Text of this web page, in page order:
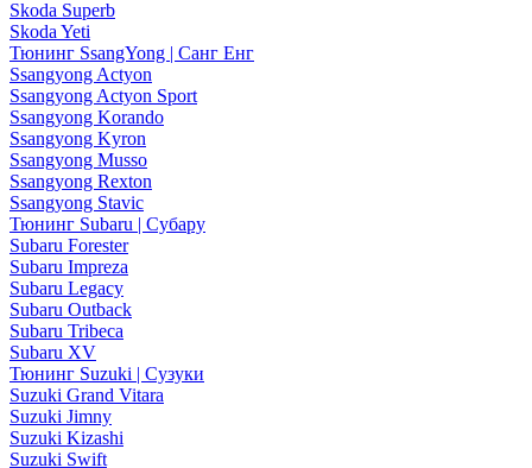
Skoda Superb
Skoda Yeti
Тюнинг SsangYong | Санг Енг
Ssangyong Actyon
Ssangyong Actyon Sport
Ssangyong Korando
Ssangyong Kyron
Ssangyong Musso
Ssangyong Rexton
Ssangyong Stavic
Тюнинг Subaru | Субару
Subaru Forester
Subaru Impreza
Subaru Legacy
Subaru Outback
Subaru Tribeca
Subaru XV
Тюнинг Suzuki | Сузуки
Suzuki Grand Vitara
Suzuki Jimny
Suzuki Kizashi
Suzuki Swift